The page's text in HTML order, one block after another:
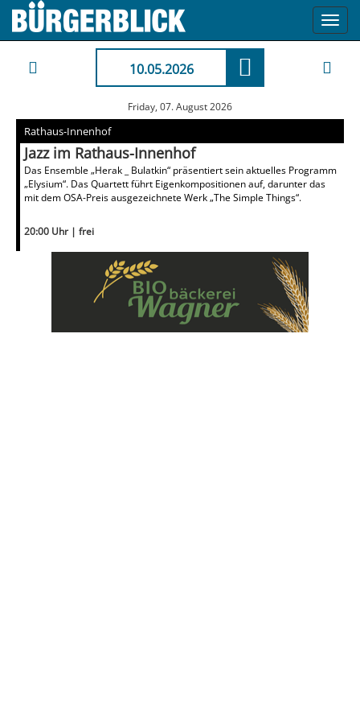
10.05.2026
Friday, 07. August 2026
Rathaus-Innenhof
Jazz im Rathaus-Innenhof
Das Ensemble „Herak _ Bulatkin“ präsentiert sein aktuelles Programm
„Elysium“. Das Quartett führt Eigenkompositionen auf, darunter das
mit dem OSA-Preis ausgezeichnete Werk „The Simple Things“.
20:00 Uhr | frei